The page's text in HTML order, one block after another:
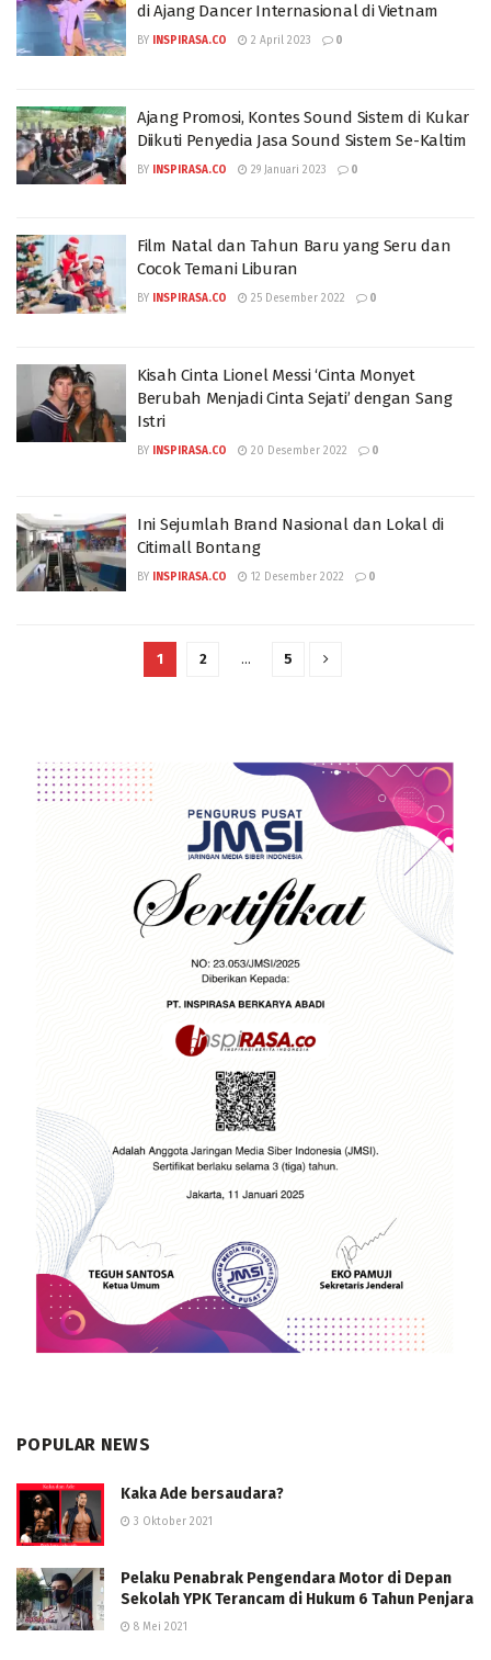
di Ajang Dancer Internasional di Vietnam
BY INSPIRASA.CO 2 April 2023 0
Ajang Promosi, Kontes Sound Sistem di Kukar
Diikuti Penyedia Jasa Sound Sistem Se-Kaltim
BY INSPIRASA.CO 29 Januari 2023 0
Film Natal dan Tahun Baru yang Seru dan
Cocok Temani Liburan
BY INSPIRASA.CO 25 Desember 2022 0
Kisah Cinta Lionel Messi ‘Cinta Monyet
Berubah Menjadi Cinta Sejati’ dengan Sang
Istri
BY INSPIRASA.CO 20 Desember 2022 0
Ini Sejumlah Brand Nasional dan Lokal di
Citimall Bontang
BY INSPIRASA.CO 12 Desember 2022 0
1 2 … 5
POPULAR NEWS
Kaka Ade bersaudara?
3 Oktober 2021
Pelaku Penabrak Pengendara Motor di Depan
Sekolah YPK Terancam di Hukum 6 Tahun Penjara
8 Mei 2021